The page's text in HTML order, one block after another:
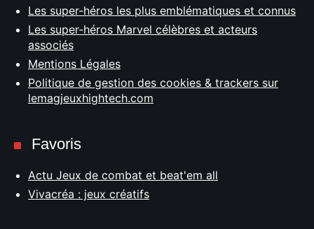
Les super-héros les plus emblématiques et connus
Les super-héros Marvel célèbres et acteurs
associés
Mentions Légales
Politique de gestion des cookies & trackers sur
lemagjeuxhightech.com
Favoris
Actu Jeux de combat et beat'em all
Vivacréa : jeux créatifs